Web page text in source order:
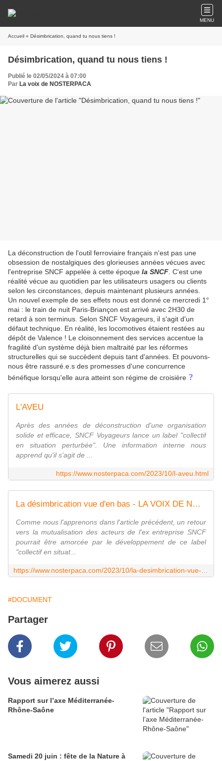
MENU
Accueil » Désimbrication, quand tu nous tiens !
Désimbrication, quand tu nous tiens !
Publié le 02/05/2024 à 07:00
Par La voix de NOSTERPACA
La déconstruction de l'outil ferroviaire français n'est pas une
obsession de nostalgiques des glorieuses années vécues avec
l'entreprise SNCF appelée à cette époque la SNCF . C'est une
réalité vécue au quotidien par les utilisateurs usagers ou clients
selon les circonstances, depuis maintenant plusieurs années.
Un nouvel exemple de ses effets nous est donné ce mercredi 1°
mai : le train de nuit Paris-Briançon est arrivé avec 2H30 de
retard à son terminus. Selon SNCF Voyageurs, il s'agit d'un
défaut technique. En réalité, les locomotives étaient restées au
dépôt de Valence ! Le cloisonnement des services accentue la
fragilité d'un système déjà bien maltraité par les réformes
structurelles qui se succèdent depuis tant d'années. Et pouvons-
nous être rassuré.e.s des promesses d'une concurrence
bénéfique lorsqu'elle aura atteint son régime de croisière ?
L'AVEU
Après des années de déconstruction d'une organisation
solide et efficace, SNCF Voyageurs lance un label "collectif
en situation perturbée". Une information interne nous
apprend qu'il s'agit de ...
https://www.nosterpaca.com/2023/10/l-aveu.html
La désimbrication vue d'en bas - LA VOIX DE NOSTERPACA
Comme nous l'apprenons dans l'article précédent, un retour
vers la mutualisation des acteurs de l'ex entreprise SNCF
pourrait être amorcée par le développement de ce label
"collectif en situat...
#DOCUMENT
Partager
Vous aimerez aussi
Rapport sur l’axe Méditerranée-
Rhône-Saône
Samedi 20 juin : fête de la Nature à